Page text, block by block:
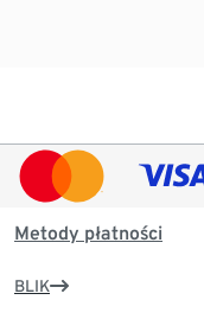
Metody płatności
BLIK